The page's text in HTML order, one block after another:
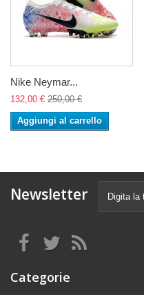
Nike Neymar...
132,00 € 250,00 €
Aggiungi al carrello
Newsletter
Categorie